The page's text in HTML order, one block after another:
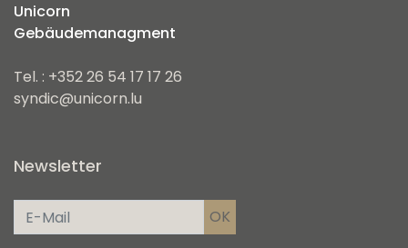
Unicorn
Gebäudemanagment
Tel. : +352 26 54 17 17 26
syndic@unicorn.lu
Newsletter